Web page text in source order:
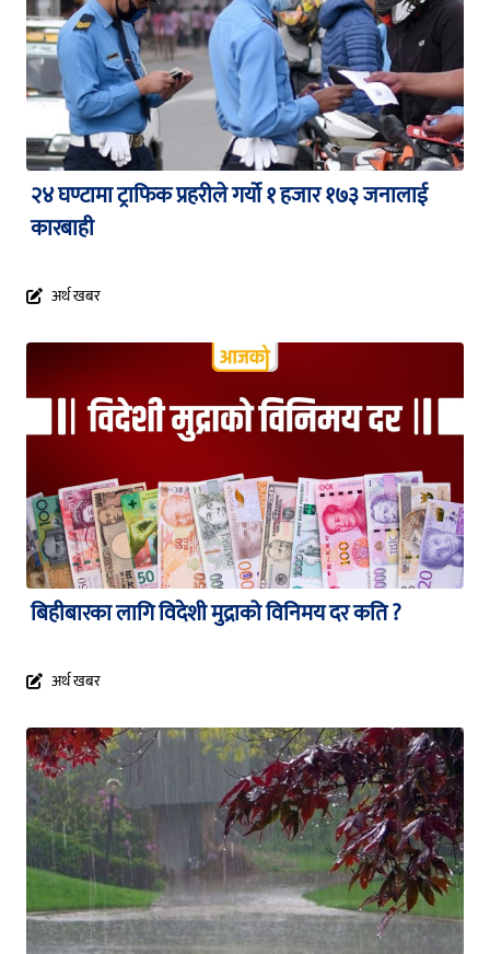
२४ घण्टामा ट्राफिक प्रहरीले गर्यो १ हजार १७३ जनालाई
कारबाही
अर्थ खबर
बिहीबारका लागि विदेशी मुद्राको विनिमय दर कति ?
अर्थ खबर